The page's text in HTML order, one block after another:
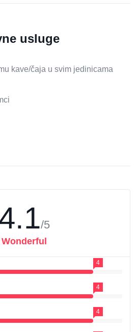
usluge
kave/čaja u svim jedinicama
/5
Wonderful
4
4
4